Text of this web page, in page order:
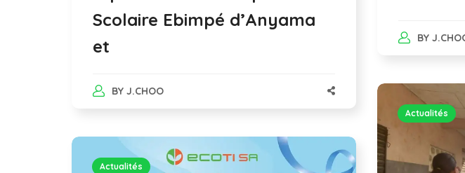
Scolaire Ebimpé d’Anyama
et
BY J.CHOO
BY
Actualités
Actualités